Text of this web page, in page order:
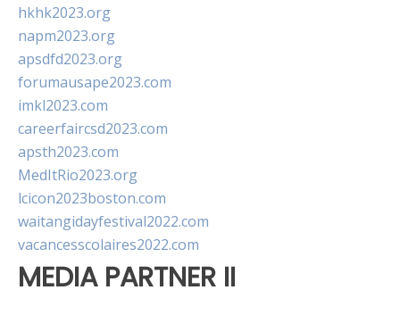
hkhk2023.org
napm2023.org
apsdfd2023.org
forumausape2023.com
imkl2023.com
careerfaircsd2023.com
apsth2023.com
MedItRio2023.org
lcicon2023boston.com
waitangidayfestival2022.com
vacancesscolaires2022.com
MEDIA PARTNER II